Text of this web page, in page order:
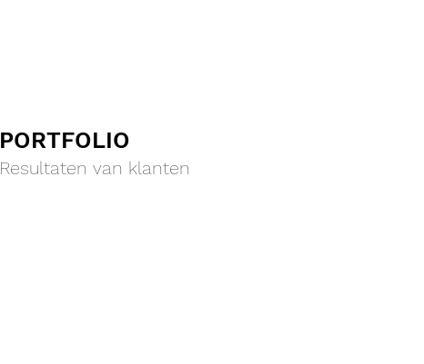
PORTFOLIO
Resultaten van klanten